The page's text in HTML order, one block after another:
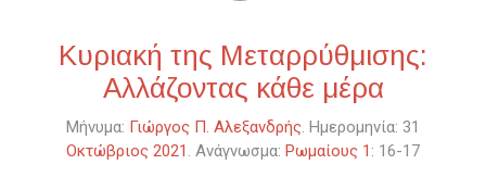
Κυριακή της Μεταρρύθμισης:
Αλλάζοντας κάθε μέρα
Μήνυμα: Γιώργος Π. Αλεξανδρής. Ημερομηνία: 31
Οκτώβριος 2021 . Ανάγνωσμα: Ρωμαίους 1 : 16-17